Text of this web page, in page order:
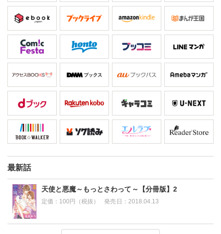
いれたら…。
最新話
天使と悪魔～もっとさわって～【分冊版】2
定価： 100円（税抜） 発売日： 2018.04.13
天使と悪魔～もっとさわって～【分冊版】1